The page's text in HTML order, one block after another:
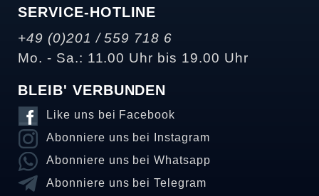
SERVICE-HOTLINE
+49 (0)201 / 559 718 6
Mo. - Sa.: 11.00 Uhr bis 19.00 Uhr
BLEIB' VERBUNDEN
Like uns bei Facebook
Abonniere uns bei Instagram
Abonniere uns bei Whatsapp
Abonniere uns bei Telegram